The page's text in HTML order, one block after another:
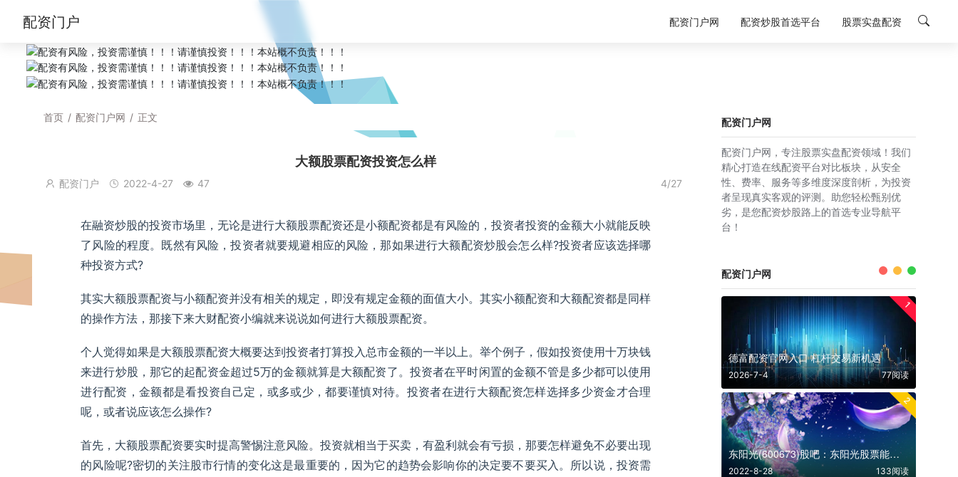
配资门户 配资门户网 配资炒股首选平台 股票实盘配资
首页 / 配资门户网 / 正文
大额股票配资投资怎么样
配资门户 2022-4-27 47 4/27
在融资炒股的投资市场里，无论是进行大额股票配资还是小额配资都是有风险的，投资者投资的金额大小就能反映
了风险的程度。既然有风险，投资者就要规避相应的风险，那如果进行大额配资炒股会怎么样?投资者应该选择哪
种投资方式?
其实大额股票配资与小额配资并没有相关的规定，即没有规定金额的面值大小。其实小额配资和大额配资都是同样
的操作方法，那接下来大财配资小编就来说说如何进行大额股票配资。
个人觉得如果是大额股票配资大概要达到投资者打算投入总市金额的一半以上。举个例子，假如投资使用十万块钱
来进行炒股，那它的起配资金超过5万的金额就算是大额配资了。投资者在平时闲置的金额不管是多少都可以使用
进行配资，金额都是看投资自己定，或多或少，都要谨慎对待。投资者在进行大额配资怎样选择多少资金才合理
呢，或者说应该怎么操作?
首先，大额股票配资要实时提高警惕注意风险。投资就相当于买卖，有盈利就会有亏损，那要怎样避免不必要出现
的风险呢?密切的关注股市行情的变化这是最重要的，因为它的趋势会影响你的决定要不要买入。所以说，投资需
配资门户网
配资门户网，专注股票实盘配资领域！我们
精心打造在线配资平台对比板块，从安全
性、费率、服务等多维度深度剖析，为投资
者呈现真实客观的评测。助您轻松甄别优
劣，是您配资炒股路上的首选专业导航平
台！
配资门户网
1
德富配资官网入口 杠杆交易新机遇
2026-7-4 77阅读
2
东阳光(600673)股吧：东阳光股票能长期持有吗
2022-8-28 133阅读